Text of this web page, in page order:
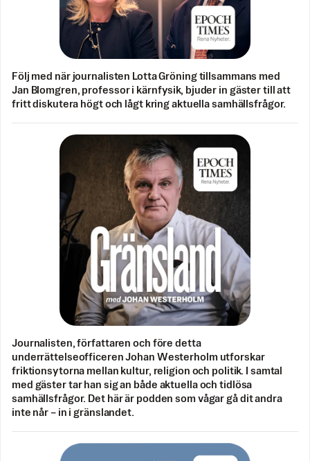
Följ med när journalisten Lotta Gröning tillsammans med
Jan Blomgren, professor i kärnfysik, bjuder in gäster till att
fritt diskutera högt och lågt kring aktuella samhällsfrågor.
Journalisten, författaren och före detta
underrättelseofficeren Johan Westerholm utforskar
friktionsytorna mellan kultur, religion och politik. I samtal
med gäster tar han sig an både aktuella och tidlösa
samhällsfrågor. Det här är podden som vågar gå dit andra
inte når – in i gränslandet.